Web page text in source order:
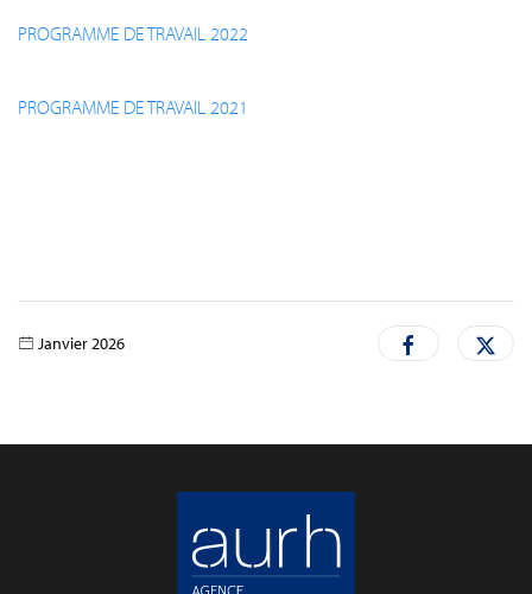
PROGRAMME DE TRAVAIL 2022
PROGRAMME DE TRAVAIL 2021
Janvier 2026